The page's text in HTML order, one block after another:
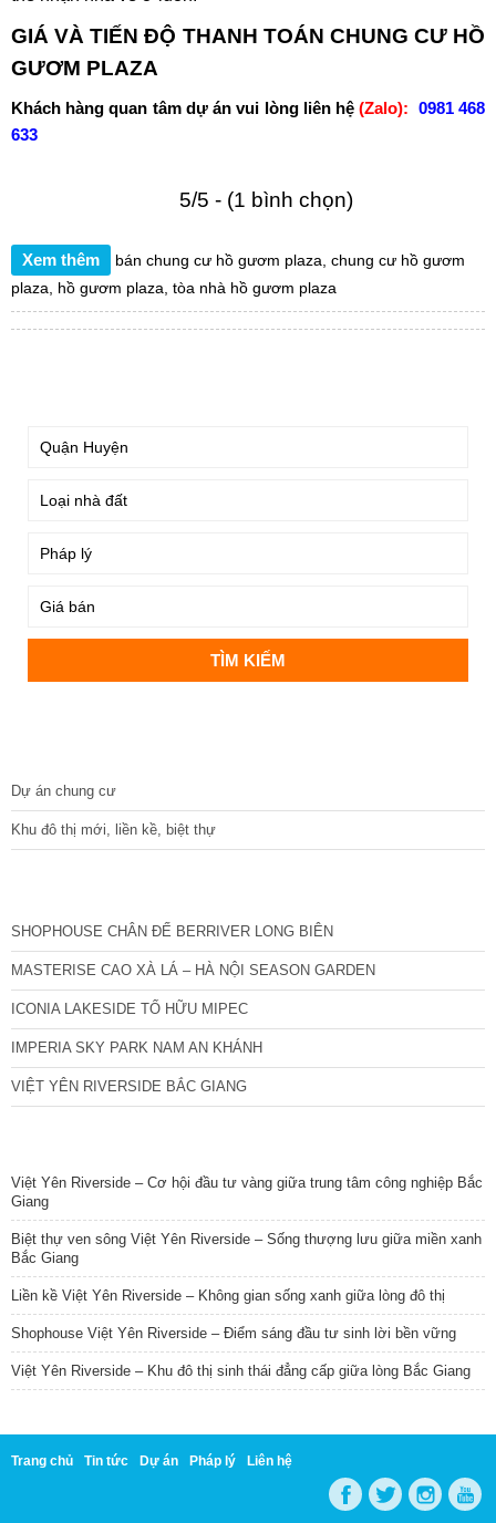
GIÁ VÀ TIẾN ĐỘ THANH TOÁN CHUNG CƯ HỒ
GƯƠM PLAZA
Khách hàng quan tâm dự án vui lòng liên hệ (Zalo): 0981 468
633
5/5 - (1 bình chọn)
Xem thêm bán chung cư hồ gươm plaza chung cư hồ gươm
plaza
hồ gươm plaza tòa nhà hồ gươm plaza
Dự án chung cư
Khu đô thị mới, liền kề, biệt thự
SHOPHOUSE CHÂN ĐẾ BERRIVER LONG BIÊN
MASTERISE CAO XÀ LÁ – HÀ NỘI SEASON GARDEN
ICONIA LAKESIDE TỐ HỮU MIPEC
IMPERIA SKY PARK NAM AN KHÁNH
VIỆT YÊN RIVERSIDE BẮC GIANG
Việt Yên Riverside – Cơ hội đầu tư vàng giữa trung tâm công nghiệp Bắc
Giang
Biệt thự ven sông Việt Yên Riverside – Sống thượng lưu giữa miền xanh
Bắc Giang
Liền kề Việt Yên Riverside – Không gian sống xanh giữa lòng đô thị
Shophouse Việt Yên Riverside – Điểm sáng đầu tư sinh lời bền vững
Việt Yên Riverside – Khu đô thị sinh thái đẳng cấp giữa lòng Bắc Giang
Trang chủ Tin tức Dự án Pháp lý Liên hệ